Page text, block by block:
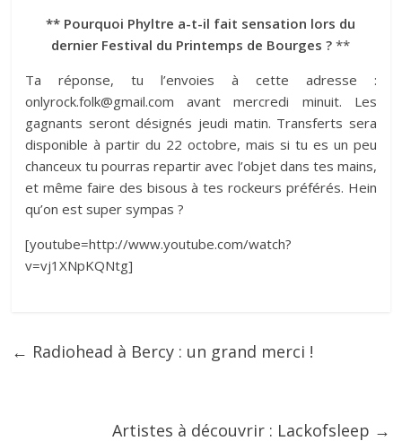
** Pourquoi Phyltre a-t-il fait sensation lors du
dernier Festival du Printemps de Bourges ?**
Ta réponse, tu l’envoies à cette adresse :
onlyrock.folk@gmail.com avant mercredi minuit. Les
gagnants seront désignés jeudi matin. Transferts sera
disponible à partir du 22 octobre, mais si tu es un peu
chanceux tu pourras repartir avec l’objet dans tes mains,
et même faire des bisous à tes rockeurs préférés. Hein
qu’on est super sympas ?
[youtube=http://www.youtube.com/watch?
v=vj1XNpKQNtg]
← Radiohead à Bercy : un grand merci !
Artistes à découvrir : Lackofsleep →